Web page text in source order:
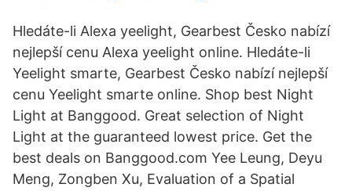
Hledáte-li Alexa yeelight, Gearbest Česko nabízí
nejlepší cenu Alexa yeelight online. Hledáte-li
Yeelight smarte, Gearbest Česko nabízí nejlepší
cenu Yeelight smarte online. Shop best Night
Light at Banggood. Great selection of Night
Light at the guaranteed lowest price. Get the
best deals on Banggood.com Yee Leung, Deyu
Meng, Zongben Xu, Evaluation of a Spatial